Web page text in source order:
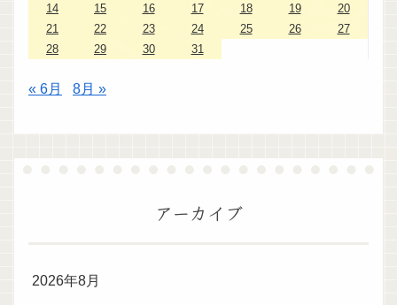
14
15 16 17 18 19
20
21
22 23 24 25 26
27
28
29 30 31
« 6月 8月 »
アーカイブ
2026年8月